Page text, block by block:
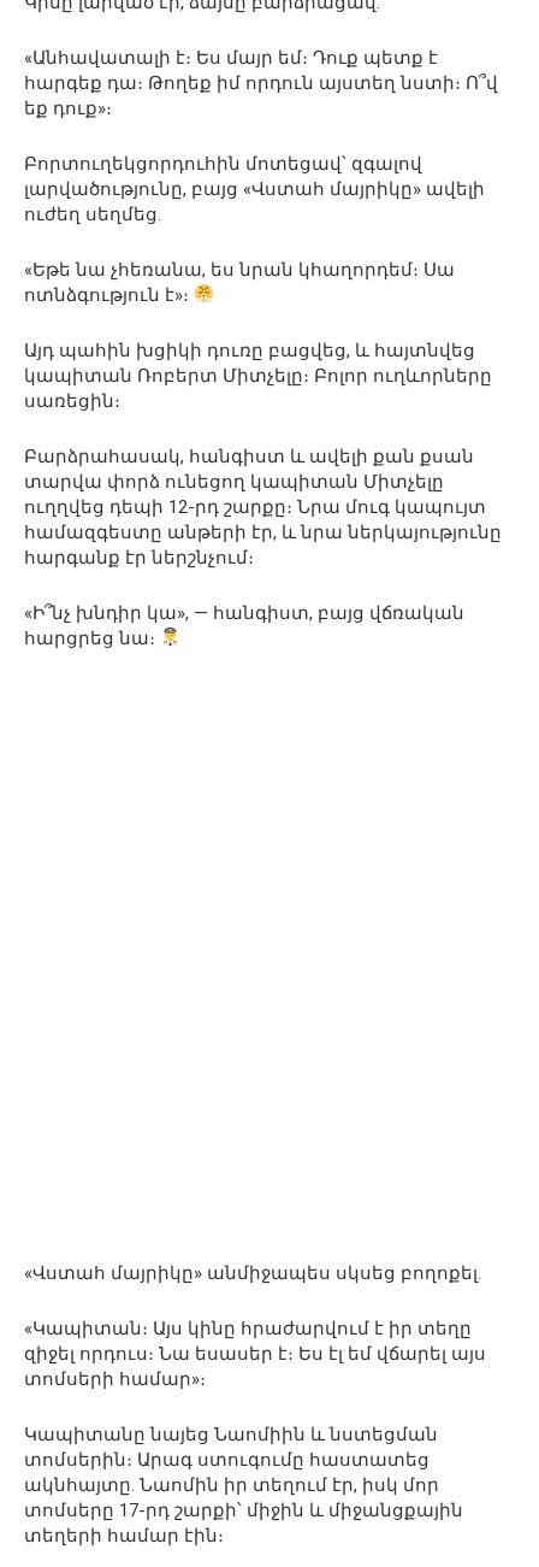
«Անհավատալի է։ Ես մայր եմ։ Դուք պետք է
հարգեք դա։ Թողեք իմ որդուն այստեղ նստի։ Ո՞վ
եք դուք»։
Բորտուղեկցորդուհին մոտեցավ՝ զգալով
լարվածությունը, բայց «Վստահ մայրիկը» ավելի
ուժեղ սեղմեց.
«Եթե նա չհեռանա, ես նրան կհաղորդեմ։ Սա
ոտնձգություն է»։
Այդ պահին խցիկի դուռը բացվեց, և հայտնվեց
կապիտան Ռոբերտ Միտչելը։ Բոլոր ուղևորները
սառեցին։
Բարձրահասակ, հանգիստ և ավելի քան քսան
տարվա փորձ ունեցող կապիտան Միտչելը
ուղղվեց դեպի 12-րդ շարքը։ Նրա մուգ կապույտ
համազգեստը անթերի էր, և նրա ներկայությունը
հարգանք էր ներշնչում։
«Ի՞նչ խնդիր կա», — հանգիստ, բայց վճռական
հարցրեց նա։
«Վստահ մայրիկը» անմիջապես սկսեց բողոքել.
«Կապիտան։ Այս կինը հրաժարվում է իր տեղը
զիջել որդուս։ Նա եսասեր է։ Ես էլ եմ վճարել այս
տոմսերի համար»։
Կապիտանը նայեց Նաոմիին և նստեցման
տոմսերին։ Արագ ստուգումը հաստատեց
ակնհայտը. Նաոմին իր տեղում էր, իսկ մոր
տոմսերը 17-րդ շարքի՝ միջին և միջանցքային
տեղերի համար էին։